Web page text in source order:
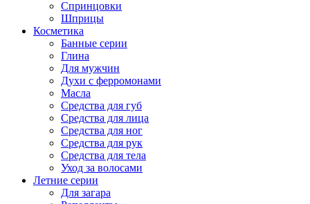
Спринцовки
Шприцы
Косметика
Банные серии
Глина
Для мужчин
Духи с ферромонами
Масла
Средства для губ
Средства для лица
Средства для ног
Средства для рук
Средства для тела
Уход за волосами
Летние серии
Для загара